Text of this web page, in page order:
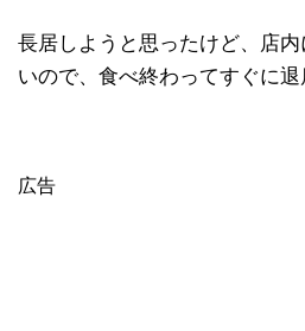
長居しようと思ったけど、店
いので、食べ終わってすぐに退
広告